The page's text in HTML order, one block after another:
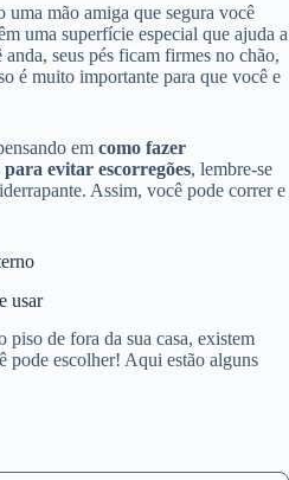
uma mão amiga que segura você
uma superfície especial que ajuda a
seus pés ficam firmes no chão,
é muito importante para que você e
em como fazer
evitar escorregões, lembre-se
Assim, você pode correr e
usar
piso de fora da sua casa, existem
pode escolher! Aqui estão alguns